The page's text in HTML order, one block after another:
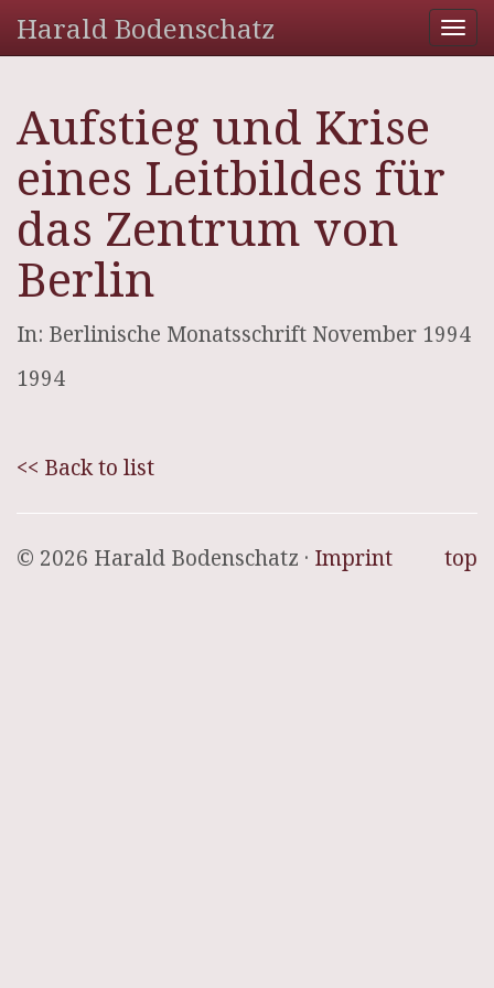
Harald Bodenschatz
Aufstieg und Krise
eines Leitbildes für
das Zentrum von
Berlin
In: Berlinische Monatsschrift November 1994
1994
<< Back to list
top
© 2026 Harald Bodenschatz · Imprint